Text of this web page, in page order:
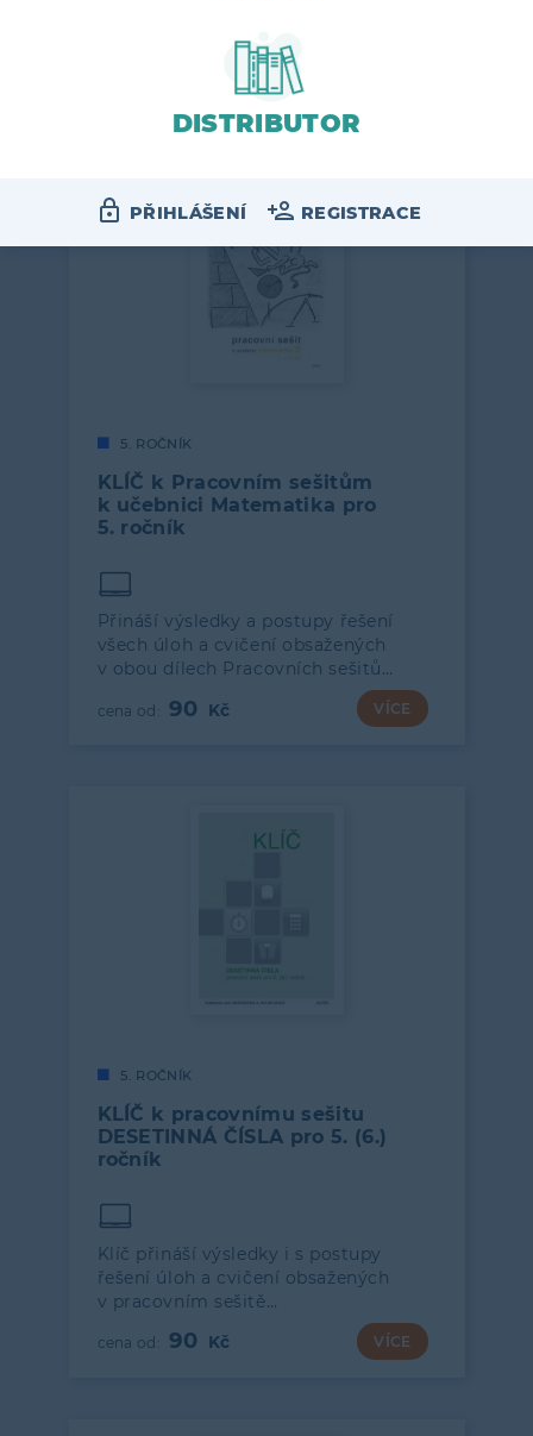
v trojdílné učebnici…
5. ROČNÍK
KLÍČ k Pracovním sešitům
k učebnici Matematika pro
5. ročník
Přináší výsledky a postupy řešení
všech úloh a cvičení obsažených
v obou dílech Pracovních sešitů…
90 VÍCE
5. ROČNÍK
KLÍČ k pracovnímu sešitu
DESETINNÁ ČÍSLA pro 5. (6.)
ročník
Klíč přináší výsledky i s postupy
řešení úloh a cvičení obsažených
v pracovním sešitě…
90 VÍCE
DISTRIBUTOR
PŘIHLÁŠENÍ REGISTRACE